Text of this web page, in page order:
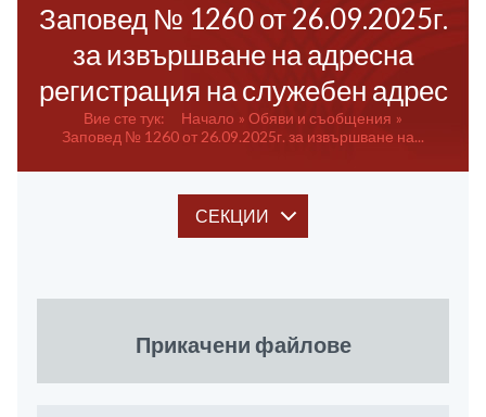
Заповед № 1260 от 26.09.2025г.
за извършване на адресна
регистрация на служебен адрес
Вие сте тук: Начало
Обяви и съобщения
Заповед № 1260 от 26.09.2025г. за извършване на...
СЕКЦИИ
Прикачени файлове